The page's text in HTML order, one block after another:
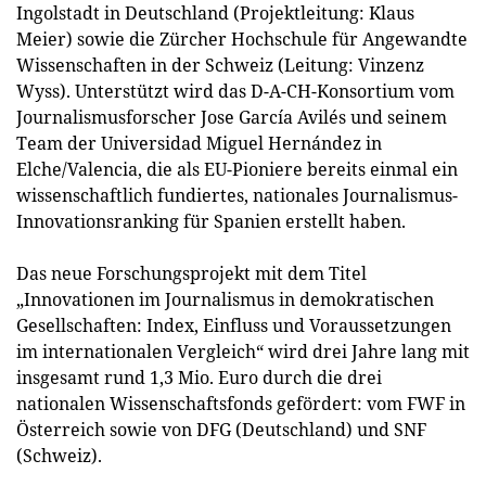
Ingolstadt in Deutschland (Projektleitung: Klaus
Meier) sowie die Zürcher Hochschule für Angewandte
Wissenschaften in der Schweiz (Leitung: Vinzenz
Wyss). Unterstützt wird das D-A-CH-Konsortium vom
Journalismusforscher Jose García Avilés und seinem
Team der Universidad Miguel Hernández in
Elche/Valencia, die als EU-Pioniere bereits einmal ein
wissenschaftlich fundiertes, nationales Journalismus-
Innovationsranking für Spanien erstellt haben.
Das neue Forschungsprojekt mit dem Titel
„Innovationen im Journalismus in demokratischen
Gesellschaften: Index, Einfluss und Voraussetzungen
im internationalen Vergleich“ wird drei Jahre lang mit
insgesamt rund 1,3 Mio. Euro durch die drei
nationalen Wissenschaftsfonds gefördert: vom FWF in
Österreich sowie von DFG (Deutschland) und SNF
(Schweiz).